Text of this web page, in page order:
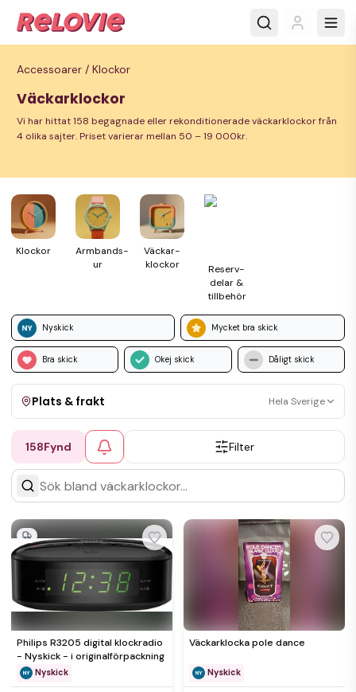
Accessoarer / Klockor
Väckarklockor
Vi har hittat 158 begagnade eller rekonditionerade väckarklockor från
4 olika sajter. Priset varierar mellan 50 – 19 000kr.
Klockor
Armbands­
ur
Väckar­
klockor
Reserv­
delar &
till­behör
Nyskick Mycket bra skick
Bra skick Okej skick Dåligt skick
Plats & frakt Hela Sverige
Visa allt Kan skickas Upphämtning
158Fynd Filter
Philips R3205 digital klockradio
- Nyskick - i originalförpackning
Nyskick
Väckarklocka pole dance
Nyskick